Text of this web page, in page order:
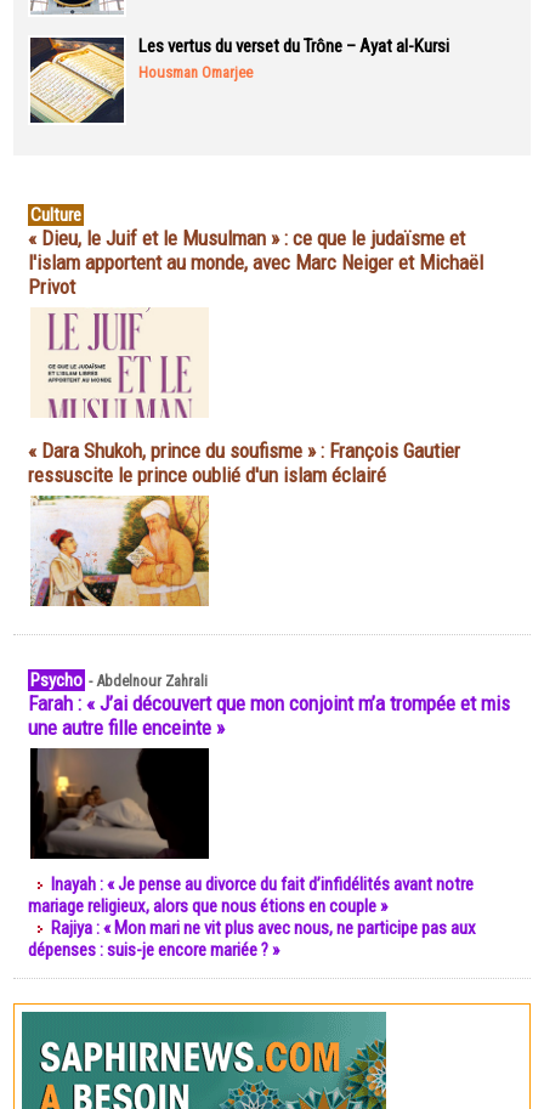
Les vertus du verset du Trône – Ayat al-Kursi
Housman Omarjee
Culture
« Dieu, le Juif et le Musulman » : ce que le judaïsme et
l'islam apportent au monde, avec Marc Neiger et Michaël
Privot
« Dara Shukoh, prince du soufisme » : François Gautier
ressuscite le prince oublié d'un islam éclairé
Psycho -Abdelnour Zahrali
Farah : « J’ai découvert que mon conjoint m’a trompée et mis
une autre fille enceinte »
Inayah : « Je pense au divorce du fait d’infidélités avant notre
mariage religieux, alors que nous étions en couple »
Rajiya : « Mon mari ne vit plus avec nous, ne participe pas aux
dépenses : suis-je encore mariée ? »